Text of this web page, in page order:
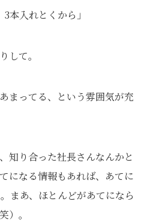
本入れとくから」
して。
まってる、という雰囲気が充
知り合った社長さんなんかと
になる情報もあれば、あてに
あ、ほとんどがあてになら
）。